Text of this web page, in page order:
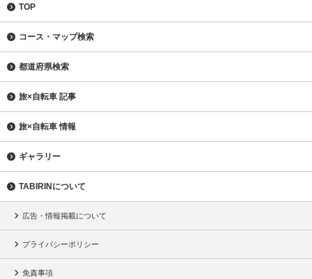
TOP
コース・マップ検索
都道府県検索
旅×自転車 記事
旅×自転車 情報
ギャラリー
TABIRINについて
広告・情報掲載について
プライバシーポリシー
免責事項